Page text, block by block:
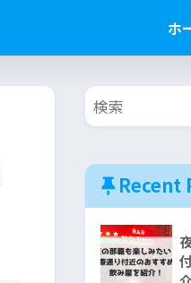
ホ
Recent